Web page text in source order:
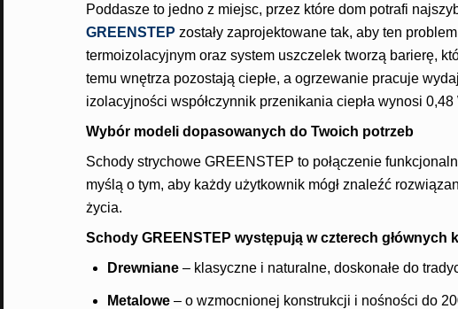
Poddasze to jedno z miejsc, przez które dom potrafi
GREENSTEP zostały zaprojektowane tak, aby ten
termoizolacyjnym oraz system uszczelek tworzą barierę,
temu wnętrza pozostają ciepłe, a ogrzewanie pracuje
izolacyjności współczynnik przenikania ciepła wynosi 0,48
Wybór modeli dopasowanych do Twoich potrzeb
Schody strychowe GREENSTEP to połączenie
myślą o tym, aby każdy użytkownik mógł znaleźć
życia.
Schody GREENSTEP występują w czterech głównych
Drewniane – klasyczne i naturalne, doskonałe do
Metalowe– o wzmocnionej konstrukcji i nośności do